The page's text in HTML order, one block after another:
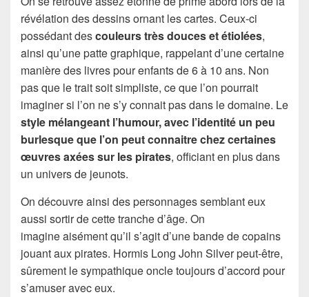
révélation des dessins ornant les cartes. Ceux-ci
possédant descouleurs très douces et étiolées,
ainsi qu’une patte graphique, rappelant d’une certaine
manière des livres pour enfants de 6 à 10 ans. Non
pas que le trait soit simpliste, ce que l’on pourrait
imaginer si l’on ne s’y connait pas dans le domaine. Le
style mélangeant l’humour, avec l’identité un peu
burlesque que l’on peut connaitre chez certaines
œuvres axées sur les pirates, officiant en plus dans
un univers de jeunots.
On découvre ainsi des personnages semblant eux
aussi sortir de cette tranche d’âge. On
imagine aisément qu’il s’agit d’une bande de copains
jouant aux pirates. Hormis Long John Silver peut-être,
sûrement le sympathique oncle toujours d’accord pour
s’amuser avec eux.